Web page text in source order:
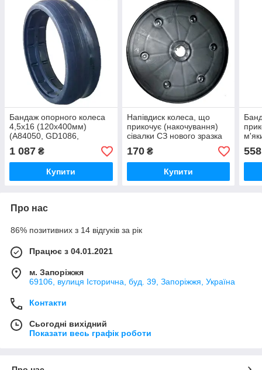
Бандаж опорного колеса
4,5х16 (120х400мм)
(A84050, GD1086,
SH32884) до просапних
сівалок John Deere,
KINZE, Great Plains
1 087 ₴
Купити
Напівдиск колеса, що
прикочує (накочування)
сівалки СЗ нового зразка
170₴
Купити
558
Про нас
86% позитивних з 14 відгуків за рік
Працює з 04.01.2021
м. Запоріжжя
69106, вулиця Історична, буд. 39, Запоріжжя, Україна
Контакти
Сьогодні вихідний
Показати весь графік роботи